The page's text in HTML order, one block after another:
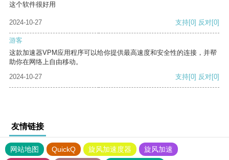
这个软件很好用
2024-10-27 支持[0] 反对[0]
游客
这款加速器VPM应用程序可以给你提供最高速度和安全性的连接，并帮
助你在网络上自由移动。
2024-10-27
支持[0] 反对[0]
友情链接
网站地图 QuickQ 旋风加速度器
旋风加速